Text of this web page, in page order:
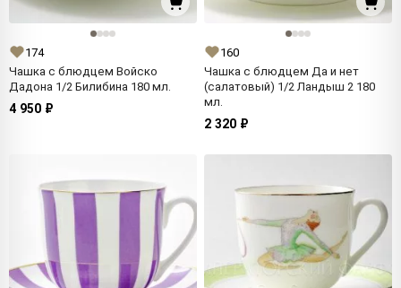
174
Чашка с блюдцем Войско
Дадона 1/2 Билибина 180 мл.
4 950 ₽
160
Чашка с блюдцем Да и нет
(салатовый) 1/2 Ландыш 2 180
мл.
2 320 ₽